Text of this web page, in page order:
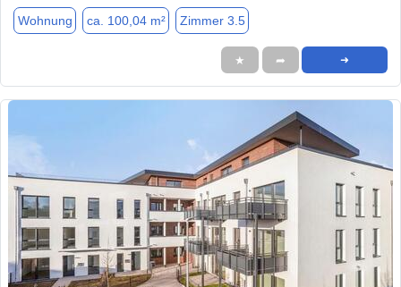
Wohnung ca. 100,04 m² Zimmer 3.5
★ ➦ ➜